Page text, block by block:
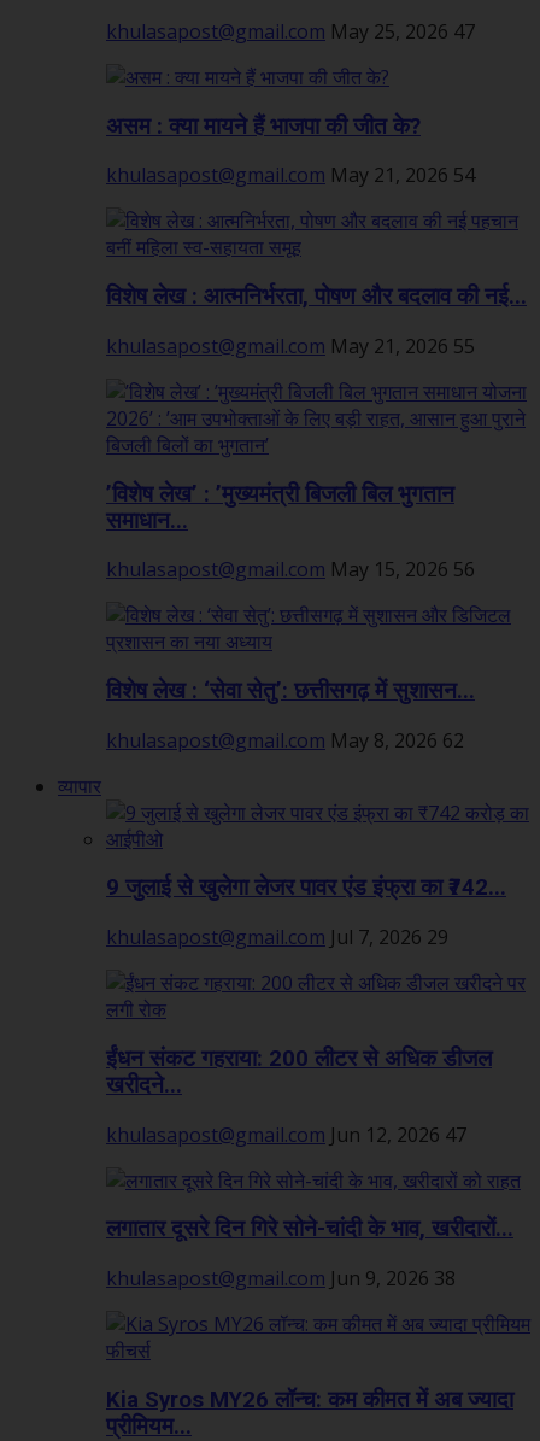
khulasapost@gmail.com May 25, 2026 47
असम : क्या मायने हैं भाजपा की जीत के?
khulasapost@gmail.com May 21, 2026 54
विशेष लेख : आत्मनिर्भरता, पोषण और बदलाव की नई...
khulasapost@gmail.com May 21, 2026 55
’विशेष लेख’ : ’मुख्यमंत्री बिजली बिल भुगतान
समाधान...
khulasapost@gmail.com May 15, 2026 56
विशेष लेख : ‘सेवा सेतु’: छत्तीसगढ़ में सुशासन...
khulasapost@gmail.com May 8, 2026 62
व्यापार
9 जुलाई से खुलेगा लेजर पावर एंड इंफ्रा का ₹742...
khulasapost@gmail.com Jul 7, 2026 29
ईंधन संकट गहराया: 200 लीटर से अधिक डीजल
खरीदने...
khulasapost@gmail.com Jun 12, 2026 47
लगातार दूसरे दिन गिरे सोने-चांदी के भाव, खरीदारों...
khulasapost@gmail.com Jun 9, 2026 38
Kia Syros MY26 लॉन्च: कम कीमत में अब ज्यादा
प्रीमियम...